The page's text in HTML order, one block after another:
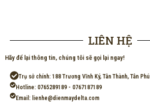
LIÊN HỆ
Hãy để lại thông tin, chúng tôi sẽ gọi lại ngay!
Trụ sở chính: 188 Trương Vĩnh Ký, Tân Thành, Tân Phú
Hotline: 0765289189 - 0767187189
Email: lienhe@dienmaydelta.com